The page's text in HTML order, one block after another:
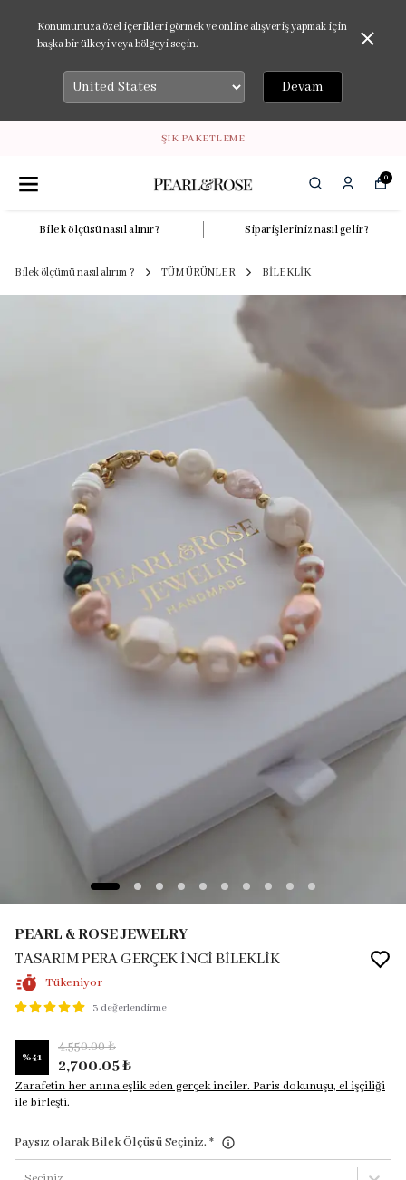
Konumunuza özel içerikleri görmek ve online alışveriş yapmak için
başka bir ülkeyi veya bölgeyi seçin.
Devam
ŞIK PAKETLEME
0
Bilek ölçüsü nasıl alınır? Siparişleriniz nasıl gelir?
Bilek ölçümü nasıl alırım ? TÜM ÜRÜNLER BİLEKLİK
PEARL & ROSE JEWELRY
TASARIM PERA GERÇEK İNCİ BİLEKLİK
Tükeniyor
3 değerlendirme
%41
4,550.00 ₺
2,700.05 ₺
Zarafetin her anına eşlik eden gerçek inciler. Paris dokunuşu, el işçiliği
ile birleşti.
Paysız olarak Bilek Ölçüsü Seçiniz. *